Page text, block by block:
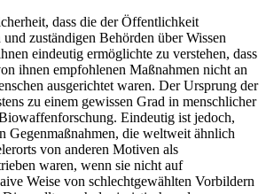
dass die der Öffentlichkeit
zuständigen Behörden über Wissen
eindeutig ermöglichte zu verstehen, dass
ihnen empfohlenen Maßnahmen nicht an
ausgerichtet waren. Der Ursprung der
zu einem gewissen Grad in menschlicher
Eindeutig ist jedoch,
Gegenmaßnahmen, die weltweit ähnlich
von anderen Motiven als
waren, wenn sie nicht auf
Weise von schlechtgewählten Vorbildern